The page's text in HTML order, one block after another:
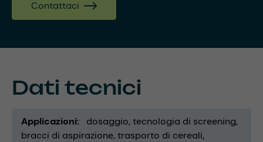
Contattaci
Dati tecnici
Applicazioni dosaggio tecnologia di screening
bracci di aspirazione trasporto di cereali